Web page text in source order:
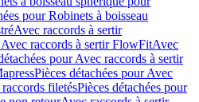
pour Robinets à boisseau
Avec raccords à sertir
Avec raccords à sertir FlowFitAvec
pour Avec raccords à sertir
Pièces détachées pour Avec
filetésPièces détachées pour